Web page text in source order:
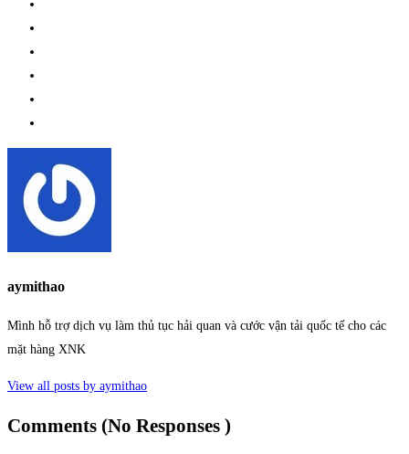
aymithao
Mình hỗ trợ dịch vụ làm thủ tục hải quan và cước vận tải quốc tế cho các
mặt hàng XNK
View all posts by aymithao
Comments (No Responses )